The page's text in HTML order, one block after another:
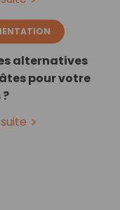
alternatives
pour votre